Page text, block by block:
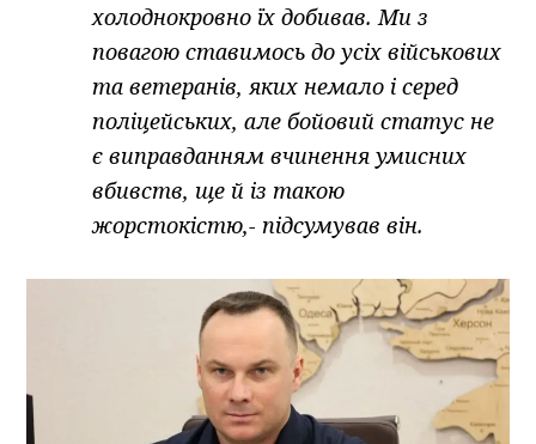
холоднокровно їх добивав. Ми з
повагою ставимось до усіх військових
та ветеранів, яких немало і серед
поліцейських, але бойовий статус не
є виправданням вчинення умисних
вбивств, ще й із такою
жорстокістю,- підсумував він.